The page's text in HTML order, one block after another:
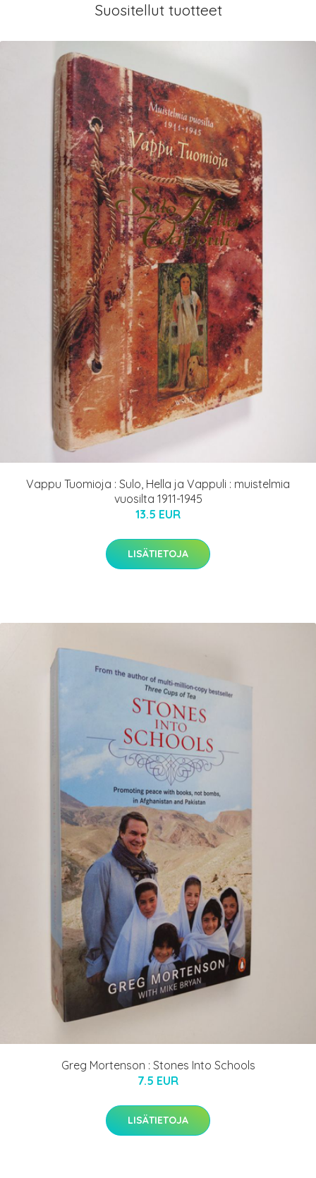
Suositellut tuotteet
Vappu Tuomioja : Sulo, Hella ja Vappuli : muistelmia
vuosilta 1911-1945
13.5 EUR
LISÄTIETOJA
Greg Mortenson : Stones Into Schools
7.5 EUR
LISÄTIETOJA